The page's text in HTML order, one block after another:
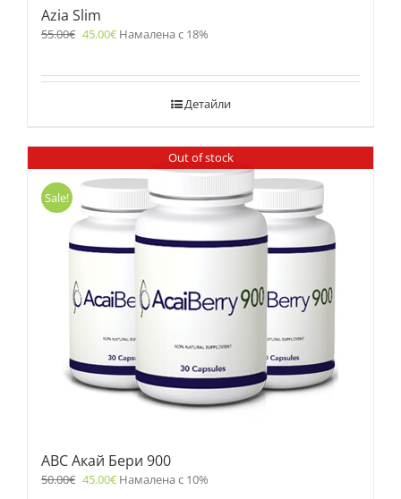
Azia Slim
55.00€ 45.00€ Намалена с 18%
Детайли
Out of stock
Sale!
ABC Акай Бери 900
50.00€ 45.00€ Намалена с 10%